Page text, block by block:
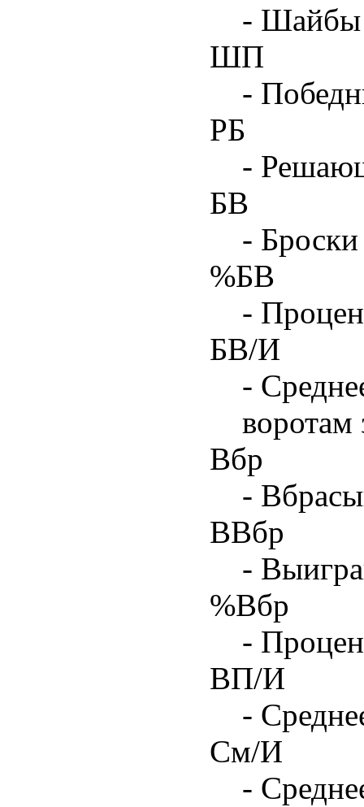
- Шайбы
ШП
-
РБ
-
БВ
-
%БВ
-
БВ/И
-
воротам
Вбр
-
ВВбр
-
%Вбр
-
ВП/И
-
См/И
-